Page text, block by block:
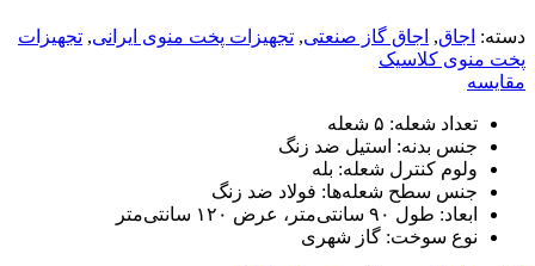
دسته: اجاق, اجاق گاز صنعتی, تجهیزات پخت منوی ایرانی, تجهیزات
پخت منوی کلاسیک
مقایسه
تعداد شعله: ۵ شعله
جنس بدنه: استیل ضد زنگ
ولوم کنترل شعله: بله
جنس سطح شعله‌ها: فولاد ضد زنگ
ابعاد: طول ۹۰ سانتی‌متر، عرض ۱۲۰ سانتی‌متر
نوع سوخت: گاز شهری